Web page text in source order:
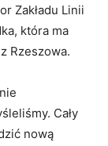
Zakładu Linii
która ma
Rzeszowa.
Cały
nową